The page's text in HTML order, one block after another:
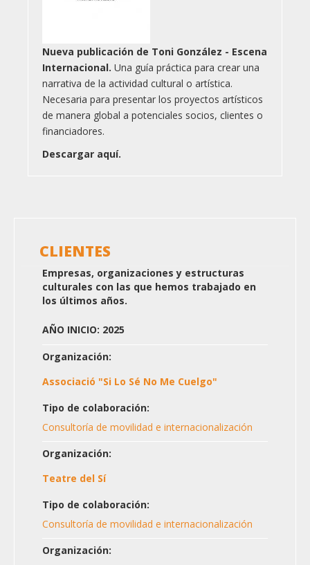
Nueva publicación de Toni González - Escena
Internacional. Una guía práctica para crear una
narrativa de la actividad cultural o artística.
Necesaria para presentar los proyectos artísticos
de manera global a potenciales socios, clientes o
financiadores.
Descargar aquí.
CLIENTES
Empresas, organizaciones y estructuras
culturales con las que hemos trabajado en
los últimos años.
AÑO INICIO: 2025
Organización:
Associació "Si Lo Sé No Me Cuelgo"
Tipo de colaboración:
Consultoría de movilidad e internacionalización
Organización:
Teatre del Sí
Tipo de colaboración:
Consultoría de movilidad e internacionalización
Organización: